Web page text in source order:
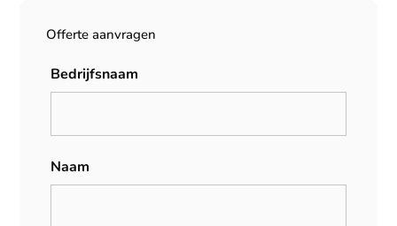
Offerte aanvragen
Bedrijfsnaam
Naam